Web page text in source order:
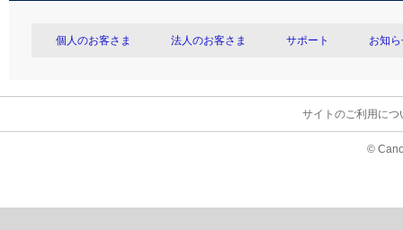
個人のお客さま 法人のお客さま サポート お知
サイトのご利用につ
©